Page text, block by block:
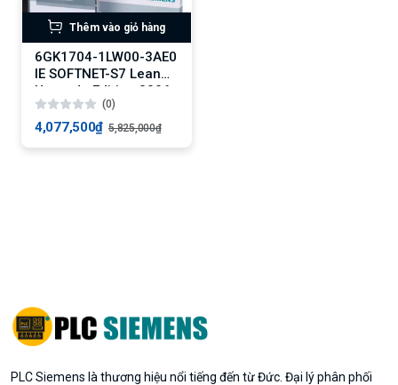
Thêm vào giỏ hàng
6GK1704-1LW00-3AE0
IE SOFTNET-S7 Lean
Upgrade Edition 2006
(0)
4,077,500₫ 5,825,000₫
PLC Siemens là thương hiệu nổi tiếng đến từ Đức. Đại lý phân phối